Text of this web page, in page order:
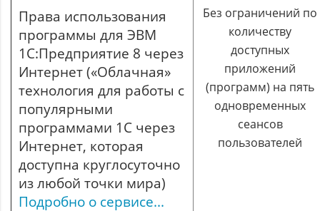
Права использования
программы для ЭВМ
1С:Предприятие 8 через
Интернет («Облачная»
технология для работы с
популярными
программами 1С через
Интернет, которая
доступна круглосуточно
из любой точки мира)
Подробно о сервисе...
Без ограничений по
количеству
доступных
приложений
(программ) на пять
одновременных
сеансов
пользователей